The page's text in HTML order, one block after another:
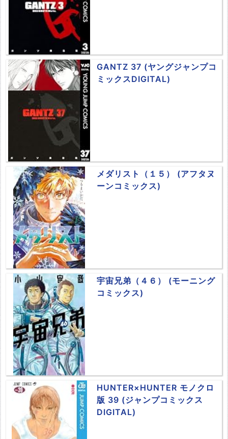
GANTZ 37 (ヤングジャンプコ
ミックスDIGITAL)
メダリスト（１５） (アフタヌ
ーンコミックス)
宇宙兄弟（４６） (モーニング
コミックス)
HUNTER×HUNTER モノクロ
版 39 (ジャンプコミックス
DIGITAL)